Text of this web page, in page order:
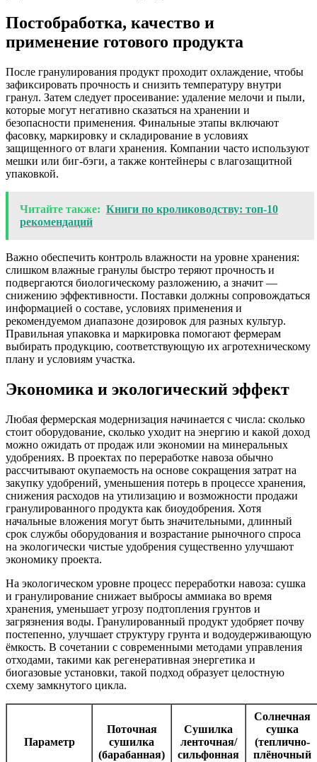
Постобработка, качество и
применение готового продукта
После гранулирования продукт проходит охлаждение, чтобы
зафиксировать прочность и снизить температуру внутри
гранул. Затем следует просеивание: удаление мелочи и пыли,
которые могут негативно сказаться на хранении и
безопасности применения. Финальные этапы включают
фасовку, маркировку и складирование в условиях
защищенного от влаги хранения. Компании часто используют
мешки или биг-бэги, а также контейнеры с влагозащитной
упаковкой.
Читайте также: Книги по кролиководству: топ‑10
рекомендаций
Важно обеспечить контроль влажности на уровне хранения:
слишком влажные гранулы быстро теряют прочность и
подвергаются биологическому разложению, а значит —
снижению эффективности. Поставки должны сопровождаться
информацией о составе, условиях применения и
рекомендуемом диапазоне дозировок для разных культур.
Правильная упаковка и маркировка помогают фермерам
выбирать продукцию, соответствующую их агротехническому
плану и условиям участка.
Экономика и экологический эффект
Любая фермерская модернизация начинается с числа: сколько
стоит оборудование, сколько уходит на энергию и какой доход
можно ожидать от продаж или экономии на минеральных
удобрениях. В проектах по переработке навоза обычно
рассчитывают окупаемость на основе сокращения затрат на
закупку удобрений, уменьшения потерь в процессе хранения,
снижения расходов на утилизацию и возможности продажи
гранулированного продукта как биоудобрения. Хотя
начальные вложения могут быть значительными, длинный
срок службы оборудования и возрастание рыночного спроса
на экологически чистые удобрения существенно улучшают
экономику проекта.
На экологическом уровне процесс переработки навоза: сушка
и гранулирование снижает выбросы аммиака во время
хранения, уменьшает угрозу подтопления грунтов и
загрязнения воды. Гранулированный продукт удобряет почву
постепенно, улучшает структуру грунта и водоудерживающую
ёмкость. В сочетании с современными методами управления
отходами, такими как регенеративная энергетика и
биогазовые установки, такой подход образует целостную
схему замкнутого цикла.
Параметр
Поточная
сушилка
(барабанная)
Сушилка
ленточная/
сильфонная
Солнечная
сушка
(теплично-
плёночный